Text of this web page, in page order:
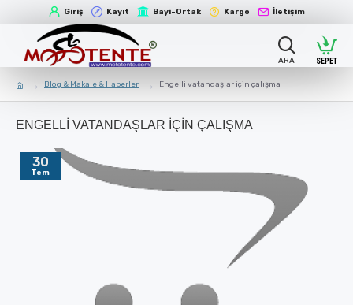
Giriş Kayıt Bayi-Ortak Kargo İletişim
Blog & Makale & Haberler Engelli vatandaşlar için çalışma
ENGELLI VATANDAŞLAR IÇIN ÇALIŞMA
30
Tem